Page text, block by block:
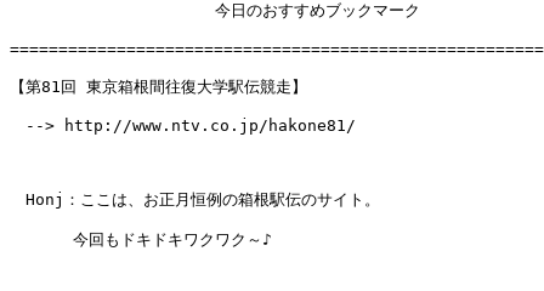
今日のおすすめブックマーク
【第81回 東京箱根間往復大学駅伝競走】
--> http://www.ntv.co.jp/hakone81/
Honj：ここは、お正月恒例の箱根駅伝のサイト。
今回もドキドキワクワク～♪